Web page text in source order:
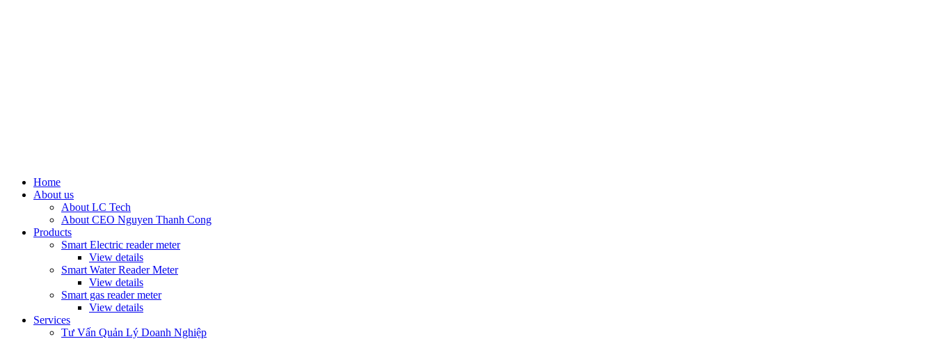
Home
About us
About LC Tech
About CEO Nguyen Thanh Cong
Products
Smart Electric reader meter
View details
Smart Water Reader Meter
View details
Smart gas reader meter
View details
Services
Tư Vấn Quản Lý Doanh Nghiệp